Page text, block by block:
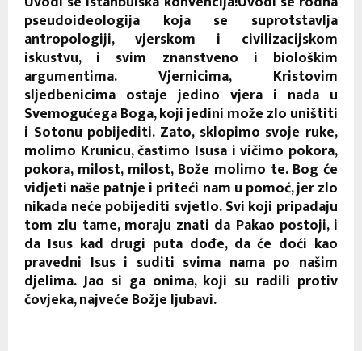
pseudoideologija koja se suprotstavlja
antropologiji, vjerskom i civilizacijskom
iskustvu, i svim znanstveno i biološkim
argumentima. Vjernicima, Kristovim
sljedbenicima ostaje jedino vjera i nada u
Svemogućega Boga, koji jedini može zlo uništiti
i Sotonu pobijediti. Zato, sklopimo svoje ruke,
molimo Krunicu, častimo Isusa i vičimo pokora,
pokora, milost, milost, Bože molimo te. Bog će
vidjeti naše patnje i priteći nam u pomoć, jer zlo
nikada neće pobijediti svjetlo. Svi koji pripadaju
tom zlu tame, moraju znati da Pakao postoji, i
da Isus kad drugi puta dođe, da će doći kao
pravedni Isus i suditi svima nama po našim
djelima. Jao si ga onima, koji su radili protiv
čovjeka, najveće Božje ljubavi.